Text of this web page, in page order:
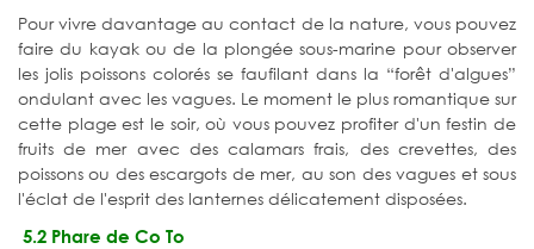
Pour vivre davantage au contact de la nature, vous pouvez
faire du kayak ou de la plongée sous-marine pour observer
les jolis poissons colorés se faufilant dans la “forêt d'algues”
ondulant avec les vagues. Le moment le plus romantique sur
cette plage est le soir, où vous pouvez profiter d'un festin de
fruits de mer avec des calamars frais, des crevettes, des
poissons ou des escargots de mer, au son des vagues et sous
l'éclat de l'esprit des lanternes délicatement disposées.
5.2 Phare de Co To